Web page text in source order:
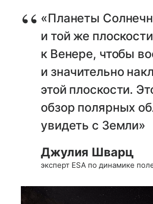
«Планеты
и той же
к Венере, чтобы
и значительно
этой плоскости.
обзор полярных
увидеть с Земли»
Джулия Шварц
эксперт ESA по динамике